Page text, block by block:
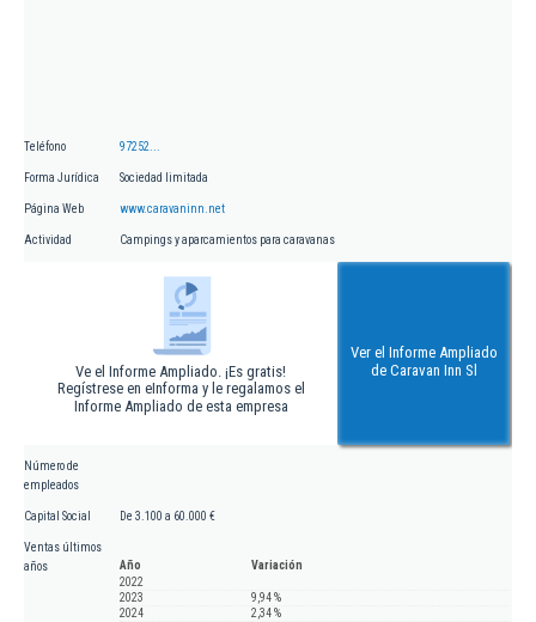
Teléfono 97252...
Forma Jurídica Sociedad limitada
Página Web www.caravaninn.net
Actividad Campings y aparcamientos para caravanas
Ve el Informe Ampliado. ¡Es gratis!
Regístrese en eInforma y le regalamos el
Informe Ampliado de esta empresa
Ver el Informe Ampliado
de Caravan Inn Sl
Número de
empleados
Capital Social De 3.100 a 60.000 €
Ventas últimos
años
Año
Variación
2022
2023
9,94 %
2024
2,34 %